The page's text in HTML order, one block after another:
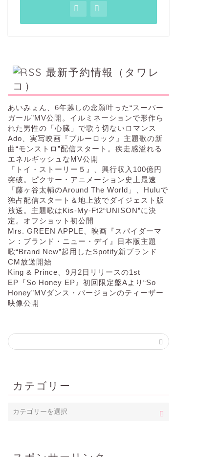
最新予約情報（タワレ
コ）
あいみょん、6年越しの念願叶った“スーパー
ガール”MV公開。イルミネーションで形作ら
れた男性の「心臓」で歌う切ないロマンス
Ado、実写映画『ブルーロック』主題歌の新
曲“モンストロ”配信スタート。疾走感溢れる
エネルギッシュなMV公開
『トイ・ストーリー５』、興行収入100億円
突破。ピクサー・アニメーション史上最速
「藤ヶ谷太輔のAround The World」、Huluで
独占配信スタート＆地上波でダイジェスト版
放送。主題歌はKis-My-Ft2“UNISON”に決
定。オフショット初公開
Mrs. GREEN APPLE、映画『スパイダーマ
ン：ブランド・ニュー・デイ』日本版主題
歌“Brand New”起用したSpotify新ブランド
CM放送開始
King & Prince、9月2日リリースの1st
EP『So Honey EP』初回限定盤Aより“So
Honey”MVダンス・バージョンのティーザー
映像公開
カテゴリー